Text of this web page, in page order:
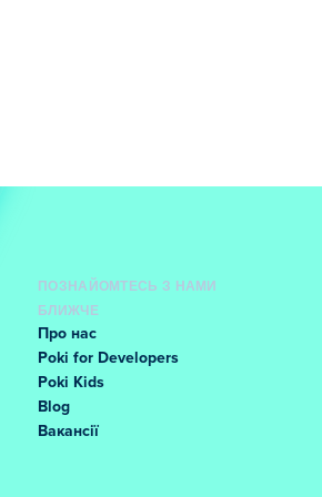
ПОЗНАЙОМТЕСЬ З НАМИ
БЛИЖЧЕ
Про нас
Poki for Developers
Poki Kids
Blog
Вакансії